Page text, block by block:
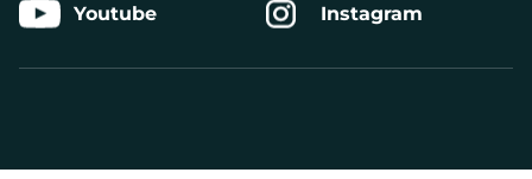
Youtube Instagram